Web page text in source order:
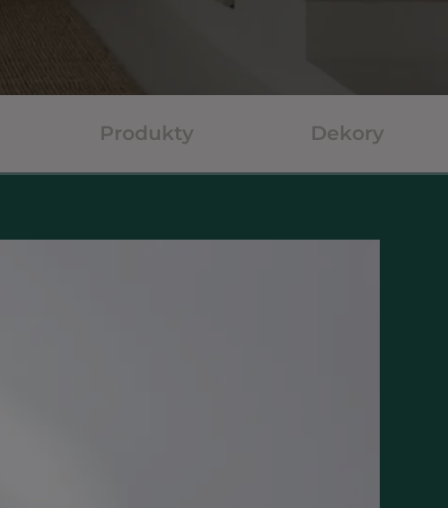
Produkty Dekory